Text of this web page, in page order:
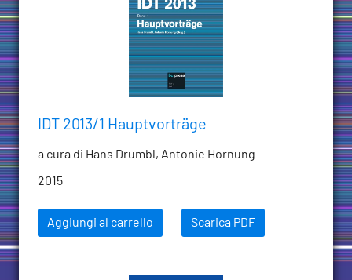
IDT 2013/1 Hauptvorträge
a cura di Hans Drumbl, Antonie Hornung
2015
Aggiungi al carrello Scarica PDF